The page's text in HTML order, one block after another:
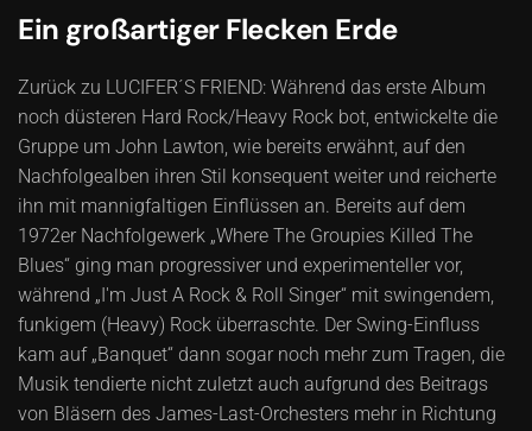
Ein großartiger Flecken Erde
Zurück zu LUCIFER´S FRIEND: Während das erste Album
noch düsteren Hard Rock/Heavy Rock bot, entwickelte die
Gruppe um John Lawton, wie bereits erwähnt, auf den
Nachfolgealben ihren Stil konsequent weiter und reicherte
ihn mit mannigfaltigen Einflüssen an. Bereits auf dem
1972er Nachfolgewerk „Where The Groupies Killed The
Blues“ ging man progressiver und experimenteller vor,
während „I'm Just A Rock & Roll Singer“ mit swingendem,
funkigem (Heavy) Rock überraschte. Der Swing-Einfluss
kam auf „Banquet“ dann sogar noch mehr zum Tragen, die
Musik tendierte nicht zuletzt auch aufgrund des Beitrags
von Bläsern des James-Last-Orchesters mehr in Richtung